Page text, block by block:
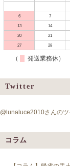
6
7
13
14
20
21
27
28
（ 発送業務休）
Twitter
@lunaluce2010さんのツ
コラム